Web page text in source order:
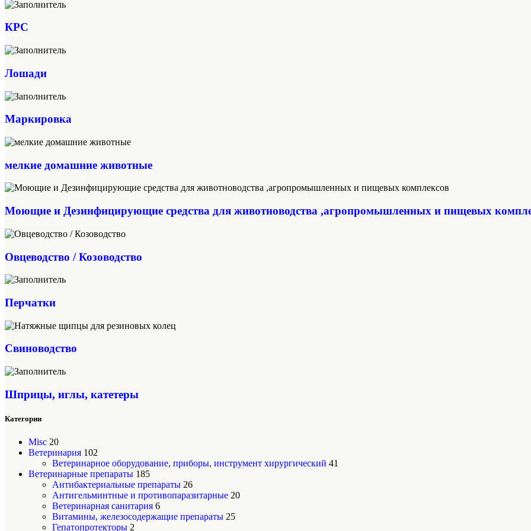
КРС
Лошади
Маркировка
мелкие домашние животные
Моющие и Дезинфицирующие средства для животноводства ,агропромышленных и пищевых
Овцеводство / Козоводство
Перчатки
Свиноводство
Шприцы, иглы, катетеры
Категории
Misc 20
Ветеринария 102
Ветеринарное оборудование, приборы, инструмент хирургический 41
Ветеринарные препараты 185
Антибактериальные препараты 26
Антигельминтные и противопаразитарные 20
Ветеринарная санитария 6
Витамины, железосодержащие препараты 25
Гепатопротекторы 2